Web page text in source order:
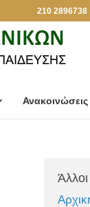
210 2896738
Ανακοινώσεις